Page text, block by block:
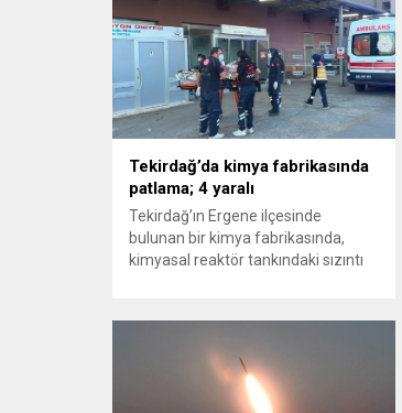
Tekirdağ’da kimya fabrikasında
patlama; 4 yaralı
Tekirdağ’ın Ergene ilçesinde
bulunan bir kimya fabrikasında,
kimyasal reaktör tankındaki sızıntı
4 işçi yaralandı. Durumu kritik olan
bir işçi tedavi amacıyla İstanbul’a
sevk edilirken, bölgede AFAD ve
KBRN ekipleri tarafından geniş çaplı